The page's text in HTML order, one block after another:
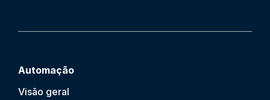
Automação
Visão geral